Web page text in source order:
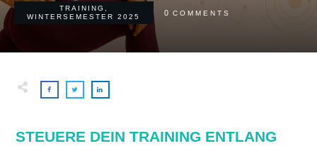
TRAINING
WINTERSEMESTER 2025
0 COMMENTS
STEUERE DEIN TRAINING ENTLANG